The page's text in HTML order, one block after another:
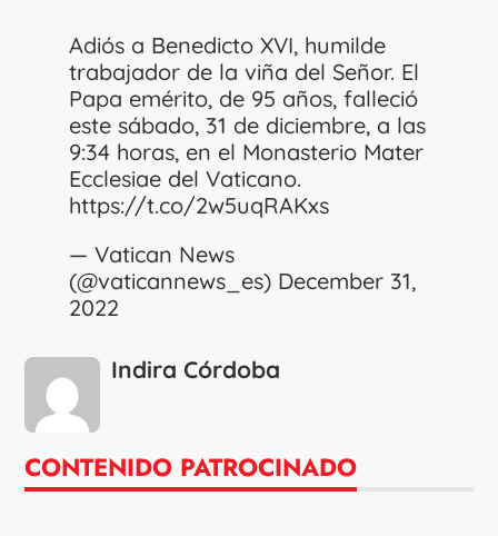
Adiós a Benedicto XVI, humilde
trabajador de la viña del Señor. El
Papa emérito, de 95 años, falleció
este sábado, 31 de diciembre, a las
9:34 horas, en el Monasterio Mater
Ecclesiae del Vaticano.
https://t.co/2w5uqRAKxs
— Vatican News
(@vaticannews_es) December 31,
2022
Indira Córdoba
CONTENIDO PATROCINADO